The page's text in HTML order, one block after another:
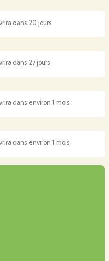
dans 20 jours
dans 27 jours
dans environ 1 mois
dans environ 1 mois